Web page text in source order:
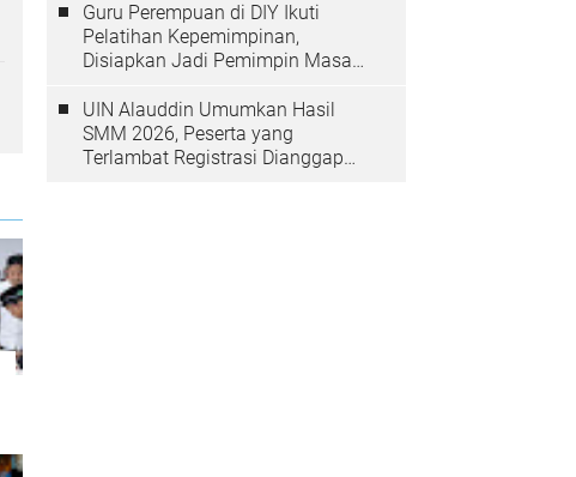
Guru Perempuan di DIY Ikuti
Pelatihan Kepemimpinan,
Disiapkan Jadi Pemimpin Masa
UIN Alauddin Umumkan Hasil
SMM 2026, Peserta yang
Terlambat Registrasi Dianggap